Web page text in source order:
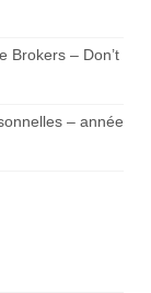
Brokers – Don’t
– année